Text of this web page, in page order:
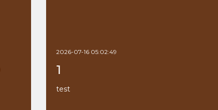
2026-07-16 05:02:49
1
test